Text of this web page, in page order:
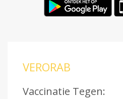
VERORAB
Vaccinatie Tegen: